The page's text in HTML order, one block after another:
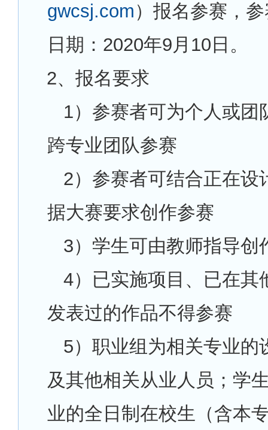
gwcsj.com ）报名参赛，
日期：2020年9月10日。
2、报名要求
1）参赛者可为个人或团
跨专业团队参赛
2）参赛者可结合正在设
据大赛要求创作参赛
3）学生可由教师指导创
4）已实施项目、已在其
发表过的作品不得参赛
5）职业组为相关专业的
及其他相关从业人员；学
业的全日制在校生（含本